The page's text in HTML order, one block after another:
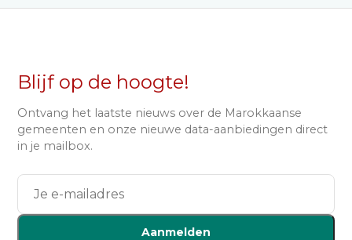
Blijf op de hoogte!
Ontvang het laatste nieuws over de Marokkaanse
gemeenten en onze nieuwe data-aanbiedingen direct
in je mailbox.
Aanmelden